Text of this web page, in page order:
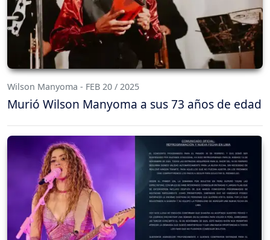
Wilson Manyoma - FEB 20 / 2025
Murió Wilson Manyoma a sus 73 años de edad